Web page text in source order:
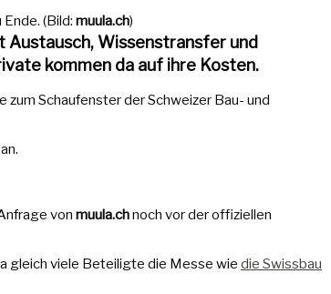
(Bild: muula.ch)
Austausch, Wissenstransfer und
kommen da auf ihre Kosten.
Schaufenster der Schweizer Bau- und
von muula.chnoch vor der offiziellen
gleich viele Beteiligte die Messe wie die Swissbau